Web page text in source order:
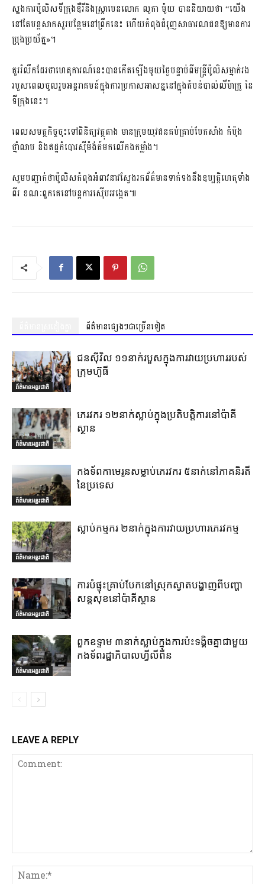
ស្នងការប៉ូលិសទីក្រុងឌឺរីនិងស្ត្រាបេនលោក លូកា ម៉ូយ បាននិយាយថា “យើង
នៅតែបន្តសាកសួរបន្ថែមនៅព្រឹកនេះ ហើយកំពុង​ជំរុញ​សាធារណជនឱ្យមានការ
ប្រុង​ប្រយ័ត្ន»។
គួររំលឹកដែរថាហេតុការណ៍នេះបានកើតឡើងមួយថ្ងៃបន្ទាប់ពីមន្រ្តីប៉ូលិសម្នាក់រង
របួសពេលចូលរួមអន្តរាគមន៍ក្នុងការប្រកាសអាសន្ននៅក្នុងតំបន់បាល់លីម៉ាក្រូ នៃ
ទីក្រុងនេះ។
ពេល​សមត្ថកិច្ច​ចុះ​ទៅ​ពិនិត្យ​វត្ថុ​តាង មានក្រុមយុវជន​គប់​គ្រាប់បែក​សាំង កំប៉ុង​
ថ្នាំលាប និង​ឥដ្ឋកំបោរស៊ីម៉ង់ត៍​មក​លើ​កងកម្លាំង។
សូមបញ្ជាក់ថាប៉ូលិសកំពុងអំពាវនាវស្វែងរកព័ត៌មានទាក់ទងនឹងឧប្បត្តិហេតុទាំង
ពីរ ខណៈពួកគេនៅបន្តការស៊ើបអង្កេត៕
ព័ត៌មានផ្សេងៗជាច្រើនទៀត
ព័ត៌មានអន្តរជាតិ
ជនស៊ីវិល ១១នាក់របួសក្នុងការវាយប្រហាររបស់
ក្រុមហ៊ូធី
ព័ត៌មានអន្តរជាតិ
ភេរវករ ១២នាក់ស្លាប់ក្នុងប្រតិបត្តិការនៅប៉ាគី
ស្ថាន
ព័ត៌មានអន្តរជាតិ
កងទ័ពកាមេរូនសម្លាប់ភេរវករ ៥នាក់នៅភាគនិរតី
នៃប្រទេស
ព័ត៌មានអន្តរជាតិ
ស្លាប់កម្មករ ២នាក់ក្នុងការវាយប្រហារភេរវកម្ម
ព័ត៌មានអន្តរជាតិ
ការបំផ្ទុះគ្រាប់បែកនៅស្រុកស្វាតបង្ហាញពីបញ្ហា
សន្តសុខនៅប៉ាគីស្ថាន
ព័ត៌មានអន្តរជាតិ
ពួកឧទ្ទាម ៣នាក់ស្លាប់ក្នុងការប៉ះទង្គិចគ្នាជាមួយ
កងទ័ពរដ្ឋាភិបាលហ្វីលីពីន
LEAVE A REPLY